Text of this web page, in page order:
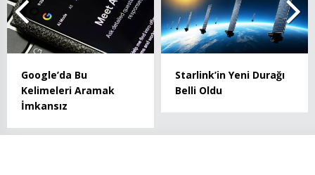
Google’da Bu
Kelimeleri Aramak
İmkansız
Starlink’in Yeni Durağı
Belli Oldu